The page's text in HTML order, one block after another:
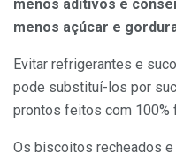
menos aditivos e
menos açúcar e
Evitar refrigerantes e
pode substituí-los por
prontos feitos com 100%
Os biscoitos recheados